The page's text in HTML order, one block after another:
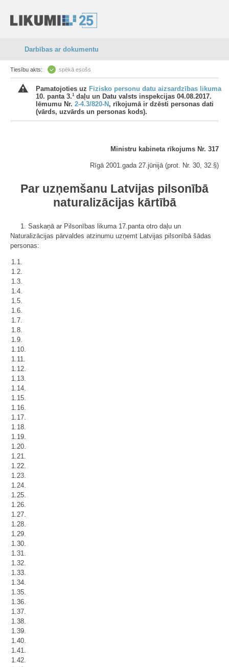
Darbības ar dokumentu
Tiesību akts: spēkā esošs
Pamatojoties uz Fizisko personu datu aizsardzības likuma
10. panta 3.1daļu un Datu valsts inspekcijas 04.08.2017.
lēmumu Nr. 2-4.3/820-N , rīkojumā ir dzēsti personas dati
(vārds, uzvārds un personas kods).
Ministru kabineta rīkojums Nr. 317
Rīgā 2001.gada 27.jūnijā (prot. Nr. 30, 32.§)
Par uzņemšanu Latvijas pilsonībā
naturalizācijas kārtībā
1. Saskaņā ar Pilsonības likuma 17.panta otro daļu un
Naturalizācijas pārvaldes atzinumu uzņemt Latvijas pilsonībā šādas
personas:
1.1.
1.2.
1.3.
1.4.
1.5.
1.6.
1.7.
1.8.
1.9.
1.10.
1.11.
1.12.
1.13.
1.14.
1.15.
1.16.
1.17.
1.18.
1.19.
1.20.
1.21.
1.22.
1.23.
1.24.
1.25.
1.26.
1.27.
1.28.
1.29.
1.30.
1.31.
1.32.
1.33.
1.34.
1.35.
1.36.
1.37.
1.38.
1.39.
1.40.
1.41.
1.42.